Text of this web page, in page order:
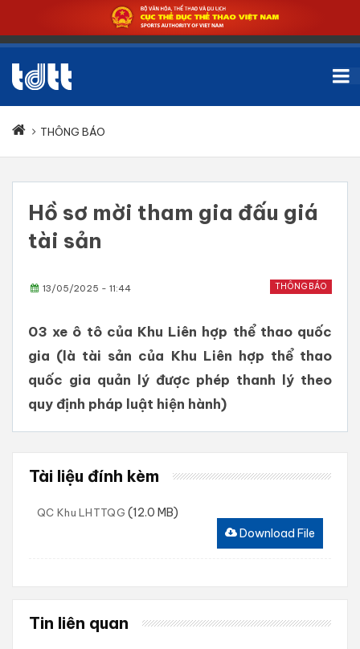
THÔNG BÁO
Hồ sơ mời tham gia đấu giá
tài sản
THÔNG BÁO
13/05/2025 - 11:44
03 xe ô tô của Khu Liên hợp thể thao quốc
gia (là tài sản của Khu Liên hợp thể thao
quốc gia quản lý được phép thanh lý theo
quy định pháp luật hiện hành)
Tài liệu đính kèm
QC Khu LHTTQG (12.0 MB)
Download File
Tin liên quan